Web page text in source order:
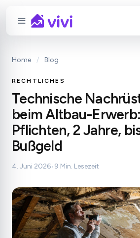
Home / Blog
RECHTLICHES
Technische
beim Altbau-
Pflichten, 2 Jahre,
Bußgeld
4. Juni 2026•9 Min. Lesezeit